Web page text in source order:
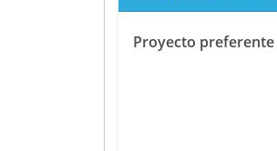
Proyecto preferente